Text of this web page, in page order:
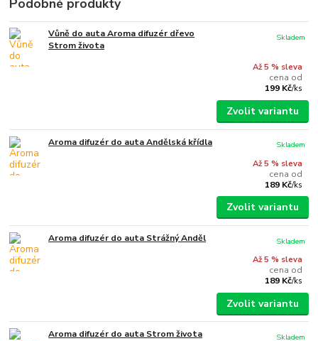
Vůně do auta Aroma difuzér dřevo
Strom života
Až 5 % sleva
cena od
199 Kč/ks
Skladem
Zvolit variantu
Aroma difuzér do auta Andělská křídla
Až 5 % sleva
cena od
189 Kč/ks
Skladem
Zvolit variantu
Aroma difuzér do auta Strážný Anděl
Až 5 % sleva
cena od
189 Kč/ks
Skladem
Zvolit variantu
Aroma difuzér do auta Strom života Skladem